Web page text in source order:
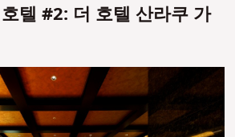
텔 #2: 더 호텔 산라쿠 가